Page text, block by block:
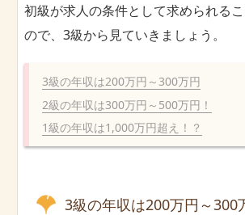
初級が求人の条件として求められる
ので、3級から見ていきましょう。
3級の年収は200万円～300万円
2級の年収は300万円～500万円！
1級の年収は1,000万円超え！？
3級の年収は200万円～300